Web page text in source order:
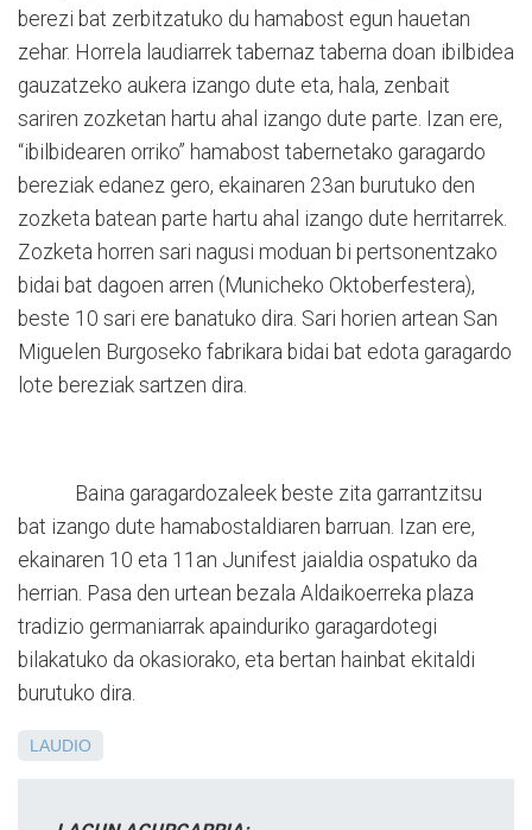
berezi bat zerbitzatuko du hamabost egun hauetan
zehar. Horrela laudiarrek tabernaz taberna doan ibilbidea
gauzatzeko aukera izango dute eta, hala, zenbait
sariren zozketan hartu ahal izango dute parte. Izan ere,
“ibilbidearen orriko” hamabost tabernetako garagardo
bereziak edanez gero, ekainaren 23an burutuko den
zozketa batean parte hartu ahal izango dute herritarrek.
Zozketa horren sari nagusi moduan bi pertsonentzako
bidai bat dagoen arren (Municheko Oktoberfestera),
beste 10 sari ere banatuko dira. Sari horien artean San
Miguelen Burgoseko fabrikara bidai bat edota garagardo
lote bereziak sartzen dira.
Baina garagardozaleek beste zita garrantzitsu
bat izango dute hamabostaldiaren barruan. Izan ere,
ekainaren 10 eta 11an Junifest jaialdia ospatuko da
herrian. Pasa den urtean bezala Aldaikoerreka plaza
tradizio germaniarrak apainduriko garagardotegi
bilakatuko da okasiorako, eta bertan hainbat ekitaldi
burutuko dira.
LAUDIO